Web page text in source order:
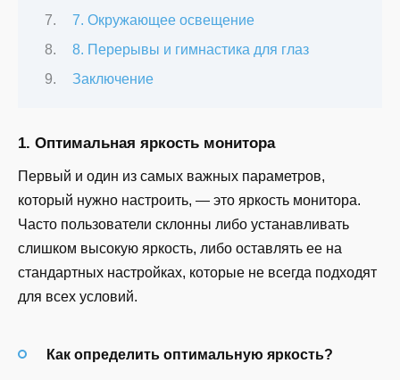
7. Окружающее освещение
8. Перерывы и гимнастика для глаз
Заключение
1. Оптимальная яркость монитора
Первый и один из самых важных параметров,
который нужно настроить, — это яркость монитора.
Часто пользователи склонны либо устанавливать
слишком высокую яркость, либо оставлять ее на
стандартных настройках, которые не всегда подходят
для всех условий.
Как определить оптимальную яркость?